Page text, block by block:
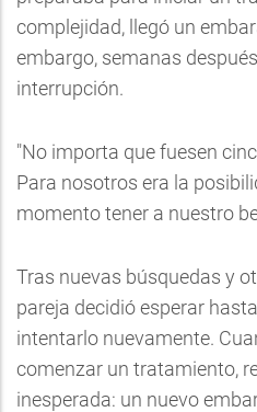
complejidad, llegó un
embargo, semanas
interrupción.
"No importa que fuesen
Para nosotros era la
momento tener a nuestro
Tras nuevas búsquedas y
pareja decidió esperar
intentarlo nuevamente.
comenzar un tratamiento,
inesperada: un nuevo